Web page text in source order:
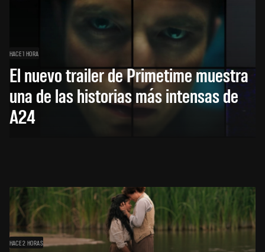
HACE 1 HORA
El nuevo trailer de Primetime muestra
una de las historias más intensas de
A24
HACE 2 HORAS